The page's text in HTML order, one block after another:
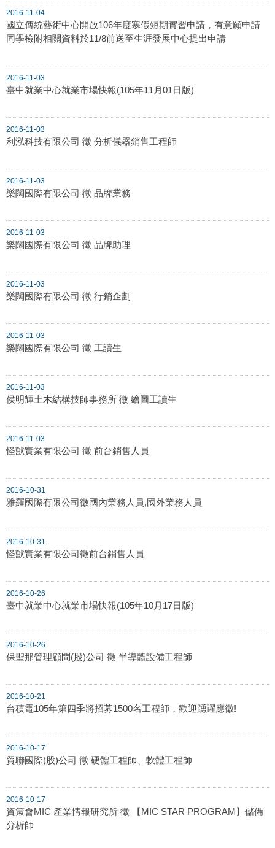
2016-11-04
國立傳統藝術中心開放106年度寒假短期實習申請，有意願申請
同學檢附相關資料於11/8前送至生涯發展中心提出申請
2016-11-03
臺中就業中心就業市場快報(105年11月01日版)
2016-11-03
利泓科技有限公司 徵 分析儀器銷售工程師
2016-11-03
樂闊國際有限公司 徵 品牌業務
2016-11-03
樂闊國際有限公司 徵 品牌助理
2016-11-03
樂闊國際有限公司 徵 行銷企劃
2016-11-03
樂闊國際有限公司 徵 工讀生
2016-11-03
侯明輝土木結構技師事務所 徵 繪圖工讀生
2016-11-03
怪獸實業有限公司 徵 前台銷售人員
2016-10-31
雅羅國際有限公司徵國內業務人員,國外業務人員
2016-10-31
怪獸實業有限公司徵前台銷售人員
2016-10-26
臺中就業中心就業市場快報(105年10月17日版)
2016-10-26
保聖那管理顧問(股)公司 徵 半導體設備工程師
2016-10-21
台積電105年第四季將招募1500名工程師，歡迎踴躍應徵!
2016-10-17
貿聯國際(股)公司 徵 硬體工程師、軟體工程師
2016-10-17
資策會MIC 產業情報研究所 徵 【MIC STAR PROGRAM】儲備
分析師